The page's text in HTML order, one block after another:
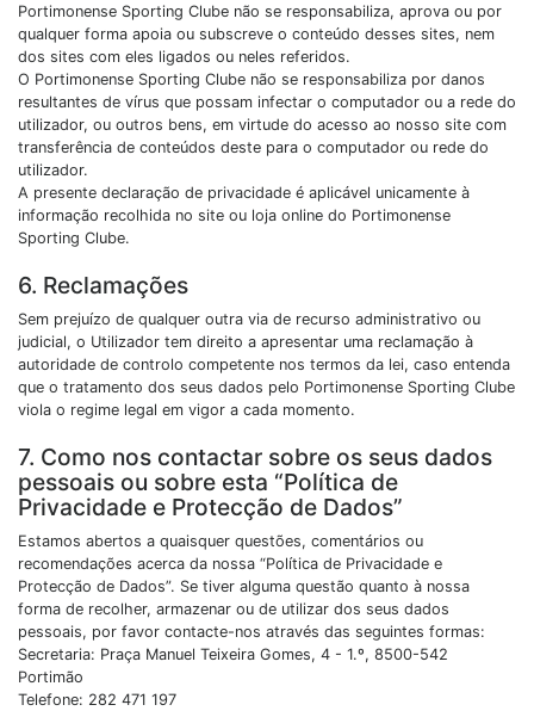
Portimonense Sporting Clube não se responsabiliza, aprova ou por
qualquer forma apoia ou subscreve o conteúdo desses sites, nem
dos sites com eles ligados ou neles referidos.
O Portimonense Sporting Clube não se responsabiliza por danos
resultantes de vírus que possam infectar o computador ou a rede do
utilizador, ou outros bens, em virtude do acesso ao nosso site com
transferência de conteúdos deste para o computador ou rede do
utilizador.
A presente declaração de privacidade é aplicável unicamente à
informação recolhida no site ou loja online do Portimonense
Sporting Clube.
6. Reclamações
Sem prejuízo de qualquer outra via de recurso administrativo ou
judicial, o Utilizador tem direito a apresentar uma reclamação à
autoridade de controlo competente nos termos da lei, caso entenda
que o tratamento dos seus dados pelo Portimonense Sporting Clube
viola o regime legal em vigor a cada momento.
7. Como nos contactar sobre os seus dados
pessoais ou sobre esta “Política de
Privacidade e Protecção de Dados”
Estamos abertos a quaisquer questões, comentários ou
recomendações acerca da nossa “Política de Privacidade e
Protecção de Dados”. Se tiver alguma questão quanto à nossa
forma de recolher, armazenar ou de utilizar dos seus dados
pessoais, por favor contacte-nos através das seguintes formas:
Secretaria: Praça Manuel Teixeira Gomes, 4 - 1.º, 8500-542
Portimão
Telefone: 282 471 197